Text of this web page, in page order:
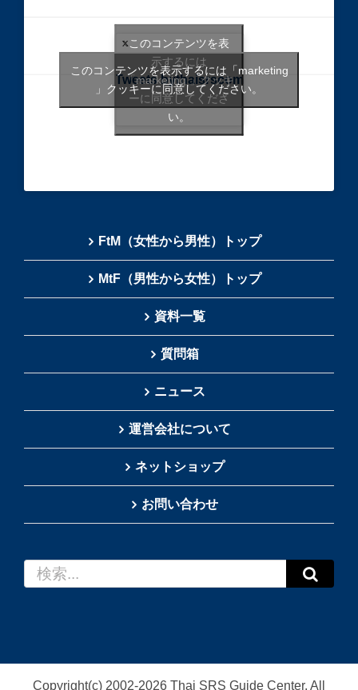
Tweets bythaisrscom
このコンテンツを表
示するには
「marketing 」クッキ
ーに同意してくださ
い。
このコンテンツを表示するには「marketing
」クッキーに同意してください。
FtM（女性から男性）トップ
MtF（男性から女性）トップ
資料一覧
質問箱
ニュース
運営会社について
ネットショップ
お問い合わせ
索
Copyright(c) 2002-2026 Thai SRS Guide Center. All